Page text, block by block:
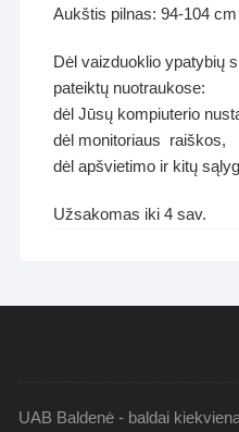
Aukštis pilnas: 94-104 cm
Dėl vaizduoklio ypatybių
pateiktų nuotraukose:
dėl Jūsų kompiuterio
dėl monitoriaus raiškos,
dėl apšvietimo ir kitų
Užsakomas iki 4 sav.
UAB Baldenė - baldai